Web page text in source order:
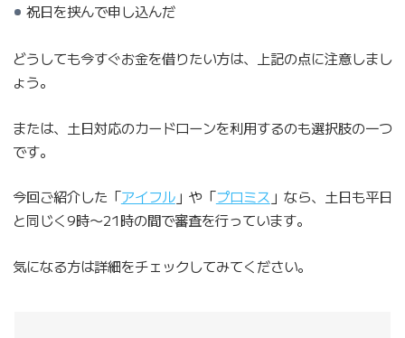
祝日を挟んで申し込んだ
どうしても今すぐお金を借りたい方は、上記の点に注意しまし
ょう。
または、土日対応のカードローンを利用するのも選択肢の一つ
です。
今回ご紹介した「アイフル」や「プロミス 」なら、土日も平日
と同じく9時〜21時の間で審査を行っています。
気になる方は詳細をチェックしてみてください。